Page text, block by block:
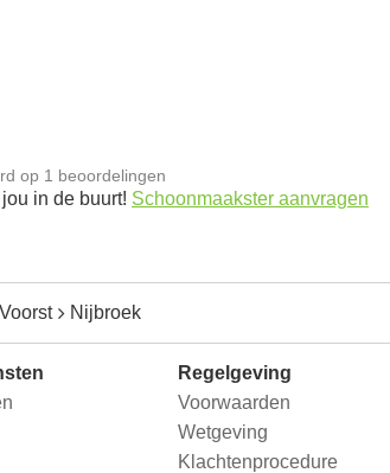
op 1 beoordelingen
in de buurt! Schoonmaakster aanvragen
Voorst Nijbroek
Regelgeving
Voorwaarden
Wetgeving
Klachtenprocedure